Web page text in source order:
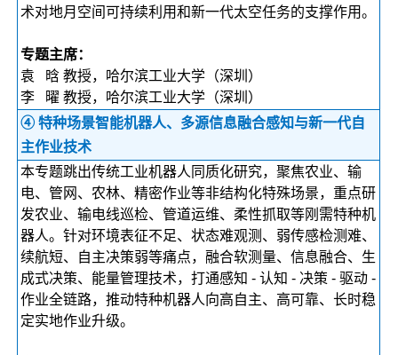
术对地月空间可持续利用和新一代太空任务的支撑作用。
专题主席：
袁 晗 教授，哈尔滨工业大学（深圳）
李 曜 教授，哈尔滨工业大学（深圳）
④ 特种场景智能机器人、多源信息融合感知与新一代自
主作业技术
本专题跳出传统工业机器人同质化研究，聚焦农业、输
电、管网、农林、精密作业等非结构化特殊场景，重点研
发农业、输电线巡检、管道运维、柔性抓取等刚需特种机
器人。针对环境表征不足、状态难观测、弱传感检测难、
续航短、自主决策弱等痛点，融合软测量、信息融合、生
成式决策、能量管理技术，打通感知 - 认知 - 决策 - 驱动 -
作业全链路，推动特种机器人向高自主、高可靠、长时稳
定实地作业升级。